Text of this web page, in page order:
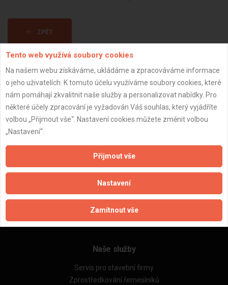
ZPĚT
Aktualizováno z portálu ARES dne 02.12.2025 19:30:02
Zpracování a ochrana osobních údajů
Zásady pro používání souborů cookie
Obchodní podmínky (zprostředkování)
Obchodní podmínky (rozpočtování)
Reference
Naše excelové tabulky online
Naše služby
Servis pro stavební firmy
Zprostředkování řemeslníků
Tento web využívá soubory cookies
Na našem webu získáváme, ukládáme a zpracováváme informace
o jeho uživatelích. K tomuto účelu využíváme soubory cookies, které
nám pomáhají zkvalitnit naše služby a personalizovat nabídky. Pro
některé účely zpracování je vyžadován Váš souhlas, který vyjádříte
volbou „Přijmout vše“. Nastavení cookies můžete změnit volbou
„Nastavení“.
Přijmout vše
Nastavení
Zamítnout vše